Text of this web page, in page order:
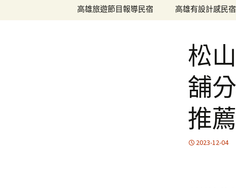
高雄旅遊節目報導民宿 高雄有設計感民宿
松
舖
推薦
2023-12-04